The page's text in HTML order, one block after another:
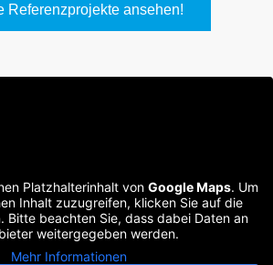
Referenzprojekte ansehen!
Platzhalterinhalt von Google Maps. Um
Inhalt zuzugreifen, klicken Sie auf die
Bitte beachten Sie, dass dabei Daten an
weitergegeben werden.
Mehr Informationen